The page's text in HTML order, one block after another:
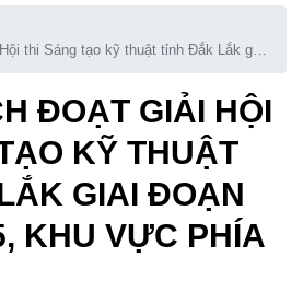
thi Sáng tạo kỹ thuật tỉnh Đắk Lắk giai
ĐOẠT GIẢI HỘI
KỸ THUẬT
GIAI ĐOẠN
KHU VỰC PHÍA